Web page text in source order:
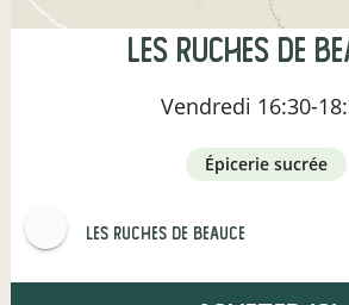
Les Ruches de
Vendredi 16:30-
épicerie sucrée
Les Ruches de Beauce